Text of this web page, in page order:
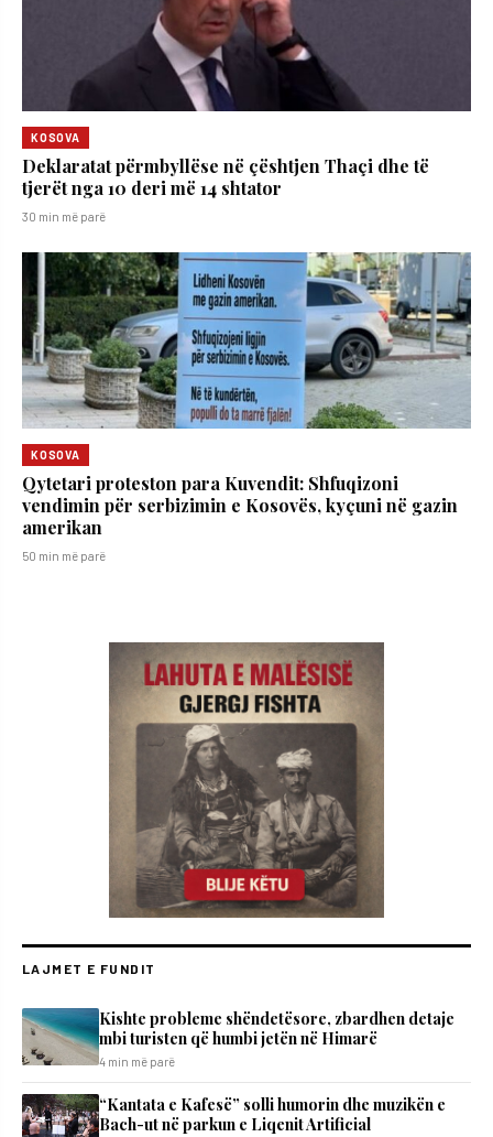
KOSOVA
Deklaratat përmbyllëse në çështjen Thaçi dhe të
tjerët nga 10 deri më 14 shtator
30 min më parë
KOSOVA
​Qytetari proteston para Kuvendit: Shfuqizoni
vendimin për serbizimin e Kosovës, kyçuni në gazin
amerikan
50 min më parë
LAJMET E FUNDIT
Kishte probleme shëndetësore, zbardhen detaje
mbi turisten që humbi jetën në Himarë
4 min më parë
“Kantata e Kafesë” solli humorin dhe muzikën e
Bach-ut në parkun e Liqenit Artificial